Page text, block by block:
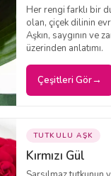
Her rengi farklı bir
olan, çiçek dilinin
Aşkın, saygının ve
üzerinden anlatımı.
Çeşitleri Gör
TUTKULU AŞK
Kırmızı Gül